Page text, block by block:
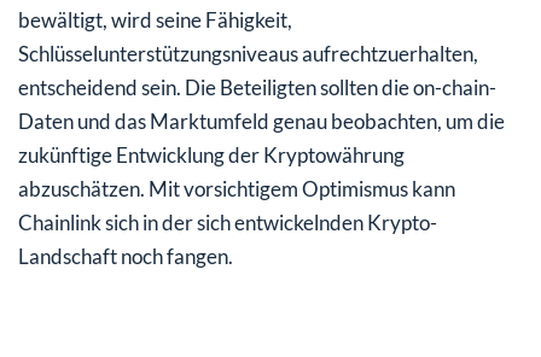
bewältigt, wird seine Fähigkeit,
Schlüsselunterstützungsniveaus aufrechtzuerhalten,
entscheidend sein. Die Beteiligten sollten die on-chain-
Daten und das Marktumfeld genau beobachten, um die
zukünftige Entwicklung der Kryptowährung
abzuschätzen. Mit vorsichtigem Optimismus kann
Chainlink sich in der sich entwickelnden Krypto-
Landschaft noch fangen.